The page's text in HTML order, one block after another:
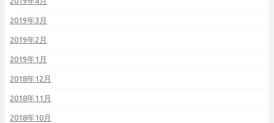
2019年3月
2019年2月
2019年1月
2018年12月
2018年11月
2018年10月